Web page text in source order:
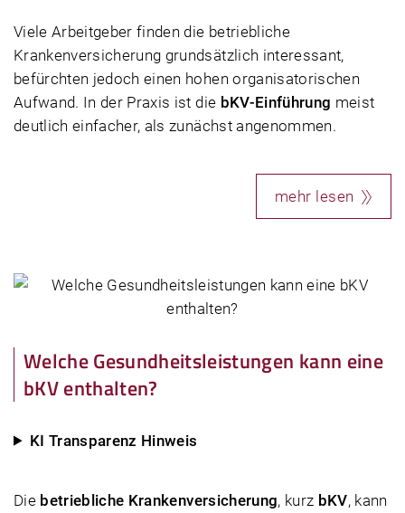
Viele Arbeitgeber finden die betriebliche
Krankenversicherung grundsätzlich interessant,
befürchten jedoch einen hohen organisatorischen
Aufwand. In der Praxis ist die bKV-Einführung meist
deutlich einfacher, als zunächst angenommen.
mehr lesen
Welche Gesundheitsleistungen kann eine
bKV enthalten?
KI Transparenz Hinweis
Die betriebliche Krankenversicherung, kurz bKV, kann